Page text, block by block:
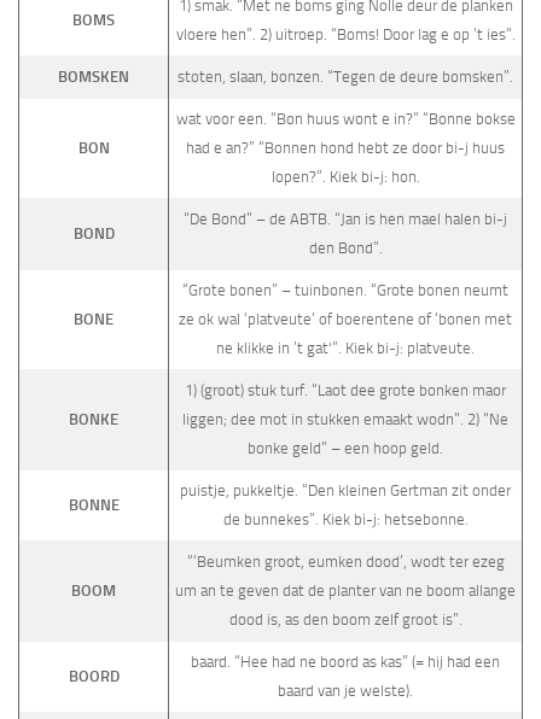
BOMS
1) smak. “Met ne boms ging Nolle deur de planken
vloere hen”. 2) uitroep. “Boms! Door lag e op ’t ies”.
BOMSKEN stoten, slaan, bonzen. “Tegen de deure bomsken”.
BON
wat voor een. “Bon huus wont e in?” “Bonne bokse
had e an?” “Bonnen hond hebt ze door bi-j huus
lopen?”. Kiek bi-j: hon.
BOND
“De Bond” – de ABTB. “Jan is hen mael halen bi-j
den Bond”.
BONE
“Grote bonen” – tuinbonen. “Grote bonen neumt
ze ok wal ‘platveute’ of boerentene of ‘bonen met
ne klikke in ’t gat'”. Kiek bi-j: platveute.
BONKE
1) (groot) stuk turf. “Laot dee grote bonken maor
liggen; dee mot in stukken emaakt wodn”. 2) “Ne
bonke geld” – een hoop geld.
BONNE
puistje, pukkeltje. “Den kleinen Gertman zit onder
de bunnekes”. Kiek bi-j: hetsebonne.
BOOM
“‘Beumken groot, eumken dood’, wodt ter ezeg
um an te geven dat de planter van ne boom allange
dood is, as den boom zelf groot is”.
BOORD
baard. “Hee had ne boord as kas” (= hij had een
baard van je welste).